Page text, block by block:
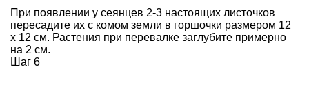
При появлении у сеянцев 2-3 настоящих листочков
пересадите их с комом земли в горшочки размером 12
х 12 см. Растения при перевалке заглубите примерно
на 2 см.
Шаг 6